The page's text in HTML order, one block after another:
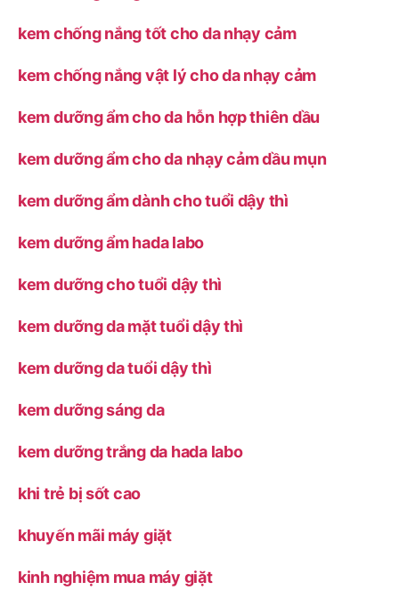
kem chống nắng tốt cho da nhạy cảm
kem chống nắng vật lý cho da nhạy cảm
kem dưỡng ẩm cho da hỗn hợp thiên dầu
kem dưỡng ẩm cho da nhạy cảm dầu mụn
kem dưỡng ẩm dành cho tuổi dậy thì
kem dưỡng ẩm hada labo
kem dưỡng cho tuổi dậy thì
kem dưỡng da mặt tuổi dậy thì
kem dưỡng da tuổi dậy thì
kem dưỡng sáng da
kem dưỡng trắng da hada labo
khi trẻ bị sốt cao
khuyến mãi máy giặt
kinh nghiệm mua máy giặt